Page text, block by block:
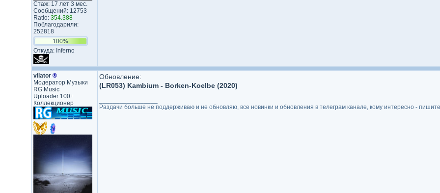
Стаж: 17 лет 3 мес.
Сообщений: 12753
Ratio: 354.388
Поблагодарили:
252818
100%
Откуда: Inferno
vilator ®
Модератор Музыки
RG Music
Uploader 100+
Коллекционер
Обновление:
(LR053) Kambium - Borken-Koelbe (2020)
Раздачи больше не поддерживаю и не обновляю, все новинки и обновления в телеграм канале, кому интересно - пишите